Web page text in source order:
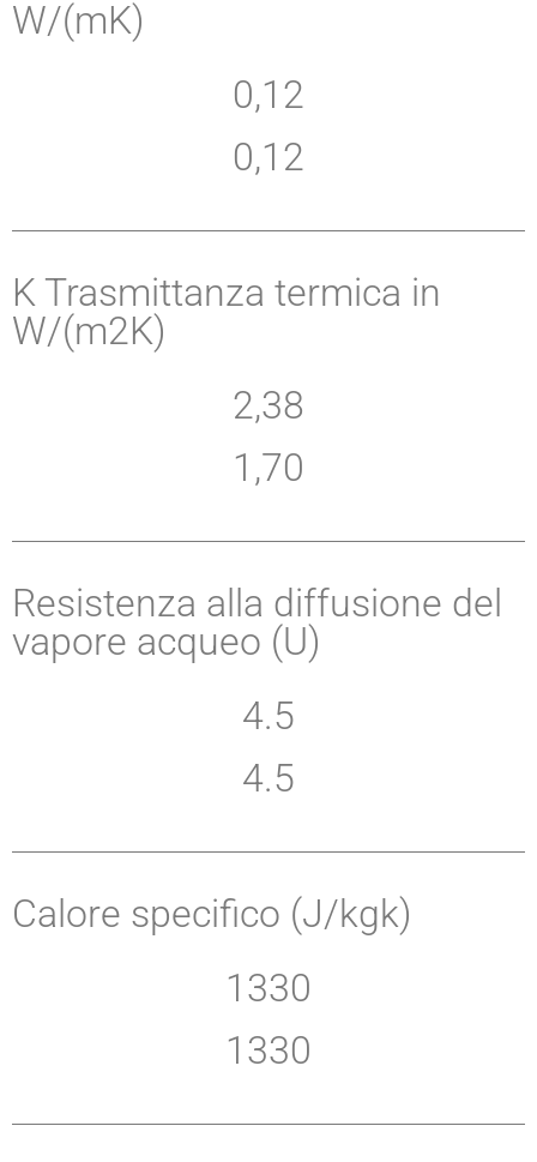
W/(mK)
0,12
0,12
K Trasmittanza termica in
W/(m2K)
2,38
1,70
Resistenza alla diffusione del
vapore acqueo (U)
4.5
4.5
Calore specifico (J/kgk)
1330
1330